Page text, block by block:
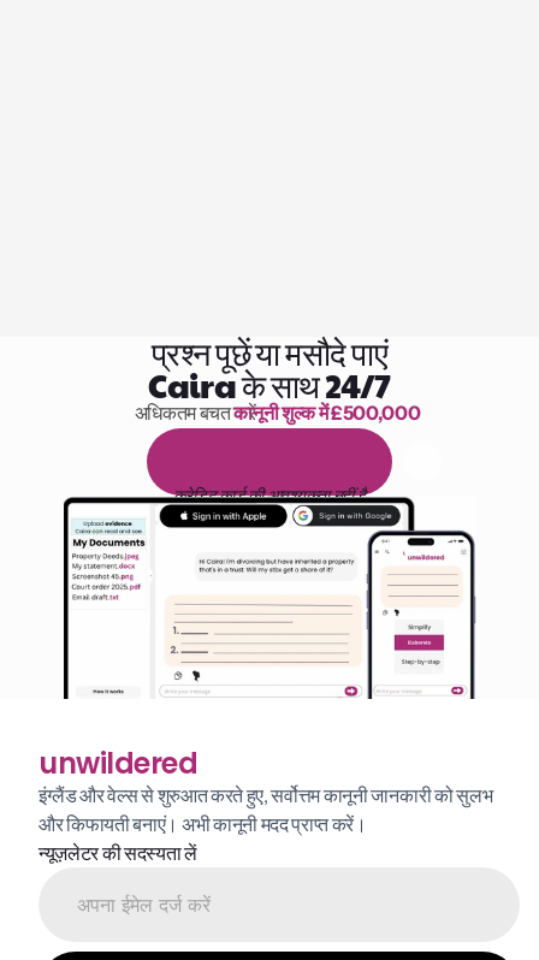
प्रश्न पूछें या मसौदे पाएं
Caira के साथ 24/7
पढ़ने के 1,000 घंटे
अधिकतम बचत करें कानूनी शुल्क में £500,000
िन यल
क्रेडिट कार्ड की आवश्यकता नहीं है
unwildered
इंग्लैंड और वेल्स से शुरुआत करते हुए, सर्वोत्तम कानूनी जानकारी को सुलभ
और किफायती बनाएं। अभी कानूनी मदद प्राप्त करें।
न्यूज़लेटर की सदस्यता लें